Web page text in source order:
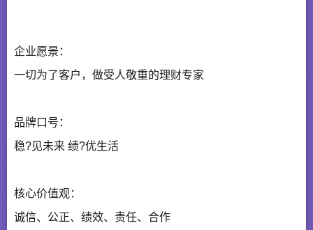
企业愿景：
一切为了客户，做受人敬重的理财专家
品牌口号：
稳?见未来 绩?优生活
核心价值观：
诚信、公正、绩效、责任、合作